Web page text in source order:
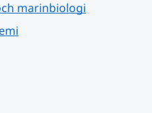
marinbiologi